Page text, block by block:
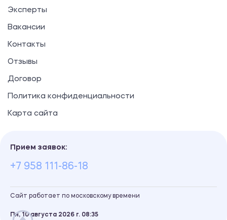
Эксперты
Вакансии
Контакты
Отзывы
Договор
Политика конфиденциальности
Карта сайта
Прием заявок:
+7 958 111-86-18
Сайт работает по московскому времени
Пн, 10 августа 2026 г. 08:35